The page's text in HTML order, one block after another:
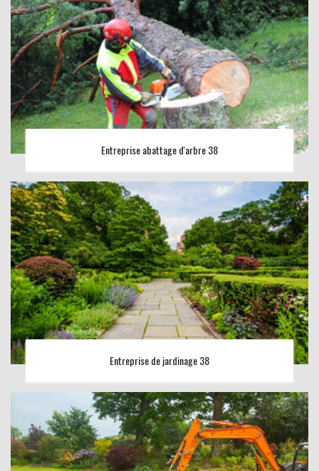
Entreprise abattage d'arbre 38
Entreprise de jardinage 38